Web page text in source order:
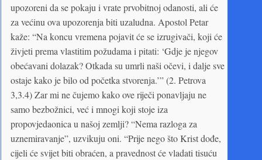
upozoreni da se pokaju i vrate prvobitnoj odanosti, ali će
za većinu ova upozorenja biti uzaludna. Apostol Petar
kaže: “Na koncu vremena pojavit će se izrugivači, koji će
živjeti prema vlastitim požudama i pitati: ‘Gdje je njegov
obećavani dolazak? Otkada su umrli naši očevi, i dalje sve
ostaje kako je bilo od početka stvorenja.’” (2. Petrova
3,3.4) Zar mi ne čujemo kako ove riječi ponavljaju ne
samo bezbožnici, već i mnogi koji stoje iza
propovjedaonica u našoj zemlji? “Nema razloga za
uznemiravanje”, uzvikuju oni. “Prije nego što Krist dođe,
cijeli će svijet biti obraćen, a pravednost će vladati tisuću